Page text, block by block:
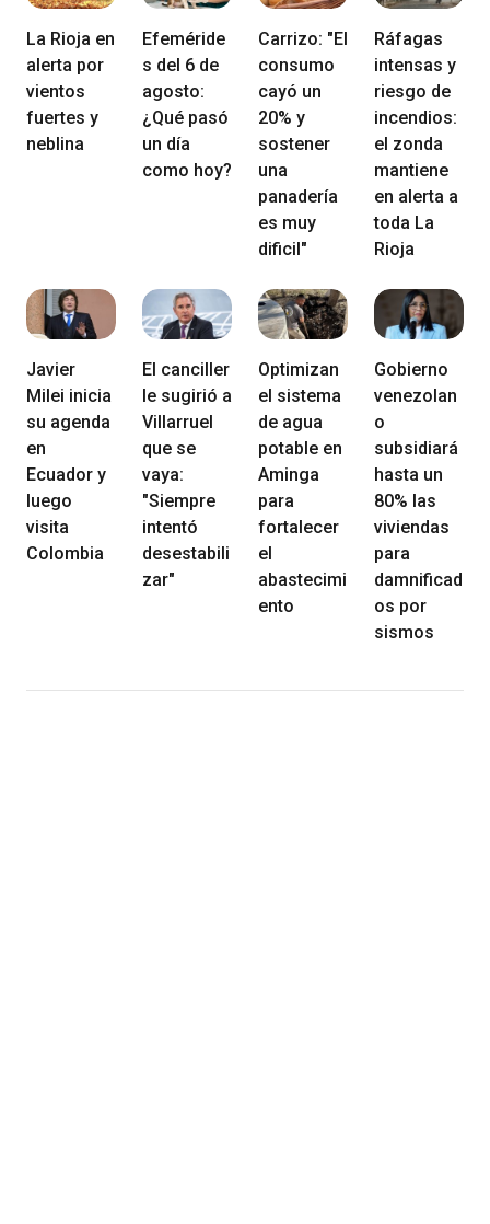
La Rioja en
alerta por
vientos
fuertes y
neblina
Efeméride
s del 6 de
agosto:
¿Qué pasó
un día
como hoy?
Carrizo: "El
consumo
cayó un
20% y
sostener
una
panadería
es muy
dificil"
Ráfagas
intensas y
riesgo de
incendios:
el zonda
mantiene
en alerta a
toda La
Rioja
Javier
Milei inicia
su agenda
en
Ecuador y
luego
visita
Colombia
El canciller
le sugirió a
Villarruel
que se
vaya:
"Siempre
intentó
desestabili
zar"
Optimizan
el sistema
de agua
potable en
Aminga
para
fortalecer
el
abastecimi
ento
Gobierno
venezolan
o
subsidiará
hasta un
80% las
viviendas
para
damnificad
os por
sismos